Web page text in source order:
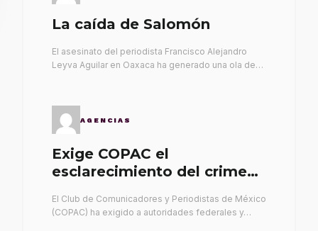
La caída de Salomón
El asesinato del periodista Francisco Alejandro
Leyva Aguilar en Oaxaca ha generado una ola de…
AGENCIAS
Exige COPAC el
esclarecimiento del crimen
El Club de Comunicadores y Periodistas de México
(COPAC) ha exigido a autoridades federales y…